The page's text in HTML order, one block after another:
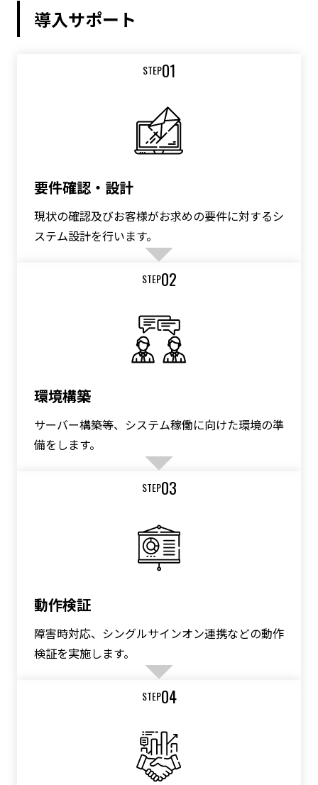
導入サポート
STEP01
要件確認・設計
現状の確認及びお客様がお求めの要件に対するシ
ステム設計を行います。
STEP02
環境構築
サーバー構築等、システム稼働に向けた環境の準
備をします。
STEP03
動作検証
障害時対応、シングルサインオン連携などの動作
検証を実施します。
STEP04